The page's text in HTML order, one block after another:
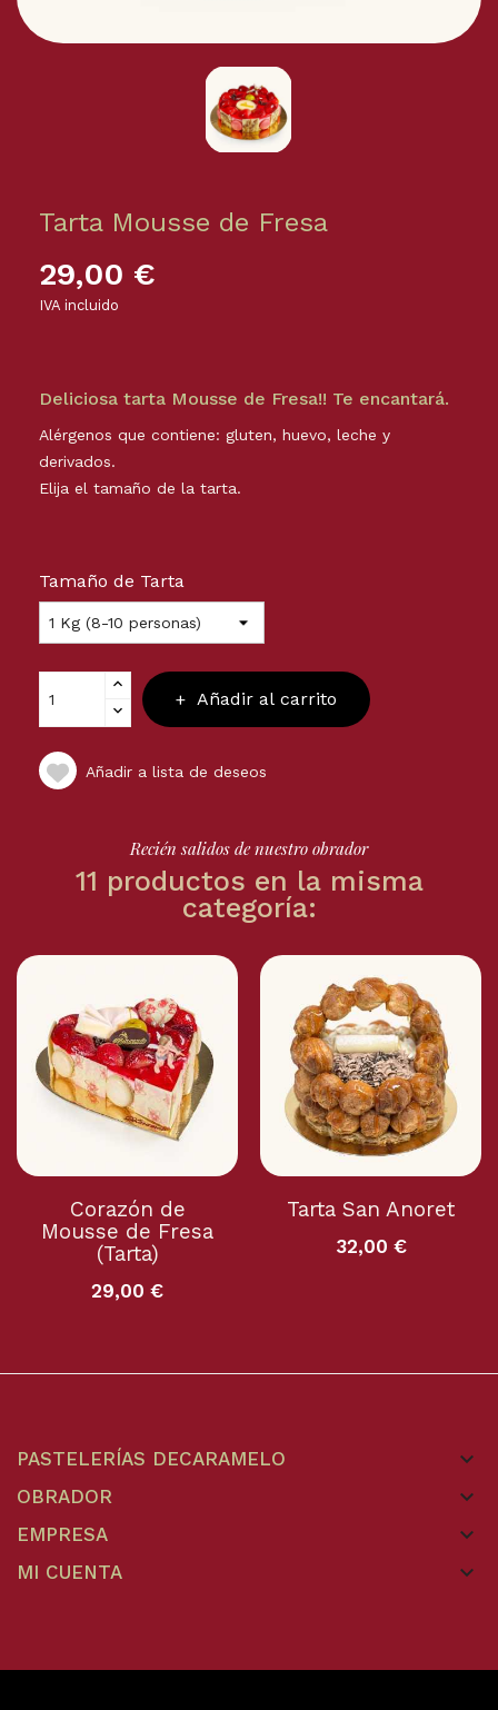
Tarta Mousse de Fresa
29,00 €
IVA incluido
Deliciosa tarta Mousse de Fresa!! Te encantará.
Alérgenos que contiene: gluten, huevo, leche y
derivados.
Elija el tamaño de la tarta.
Tamaño de Tarta
Añadir al carrito
Añadir a lista de deseos
Recién salidos de nuestro obrador
11 productos en la misma
categoría:
Corazón de
Mousse de Fresa
(Tarta)
29,00 €
Tarta San Anoret
32,00 €
PASTELERÍAS DECARAMELO keyboard_arrow_down
OBRADOR keyboard_arrow_down
EMPRESA keyboard_arrow_down
MI CUENTA keyboard_arrow_down